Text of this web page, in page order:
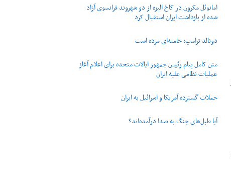
امانوئل مکرون در کاخ الیزه از دو شهروند فرانسوی آزاد
شده از بازداشت ایران استقبال کرد
دونالد ترامپ: خامنه‌ای مرده است
متن کامل پیام رئیس جمهور ایالات متحده برای اعلام آغاز
عملیات نظامی علیه ایران
حملات گسترده آمریکا و اسرائیل به ایران
آیا طبل‌های جنگ به صدا درآمده‌اند؟